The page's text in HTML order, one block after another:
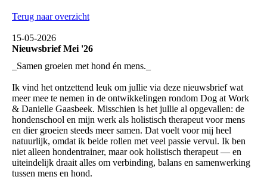
Terug naar overzicht
15-05-2026
Nieuwsbrief Mei '26
_Samen groeien met hond én mens._
Ik vind het ontzettend leuk om jullie via deze nieuwsbrief wat
meer mee te nemen in de ontwikkelingen rondom Dog at Work
& Danielle Gaasbeek. Misschien is het jullie al opgevallen: de
hondenschool en mijn werk als holistisch therapeut voor mens
en dier groeien steeds meer samen. Dat voelt voor mij heel
natuurlijk, omdat ik beide rollen met veel passie vervul. Ik ben
niet alleen hondentrainer, maar ook holistisch therapeut — en
uiteindelijk draait alles om verbinding, balans en samenwerking
tussen mens en hond.